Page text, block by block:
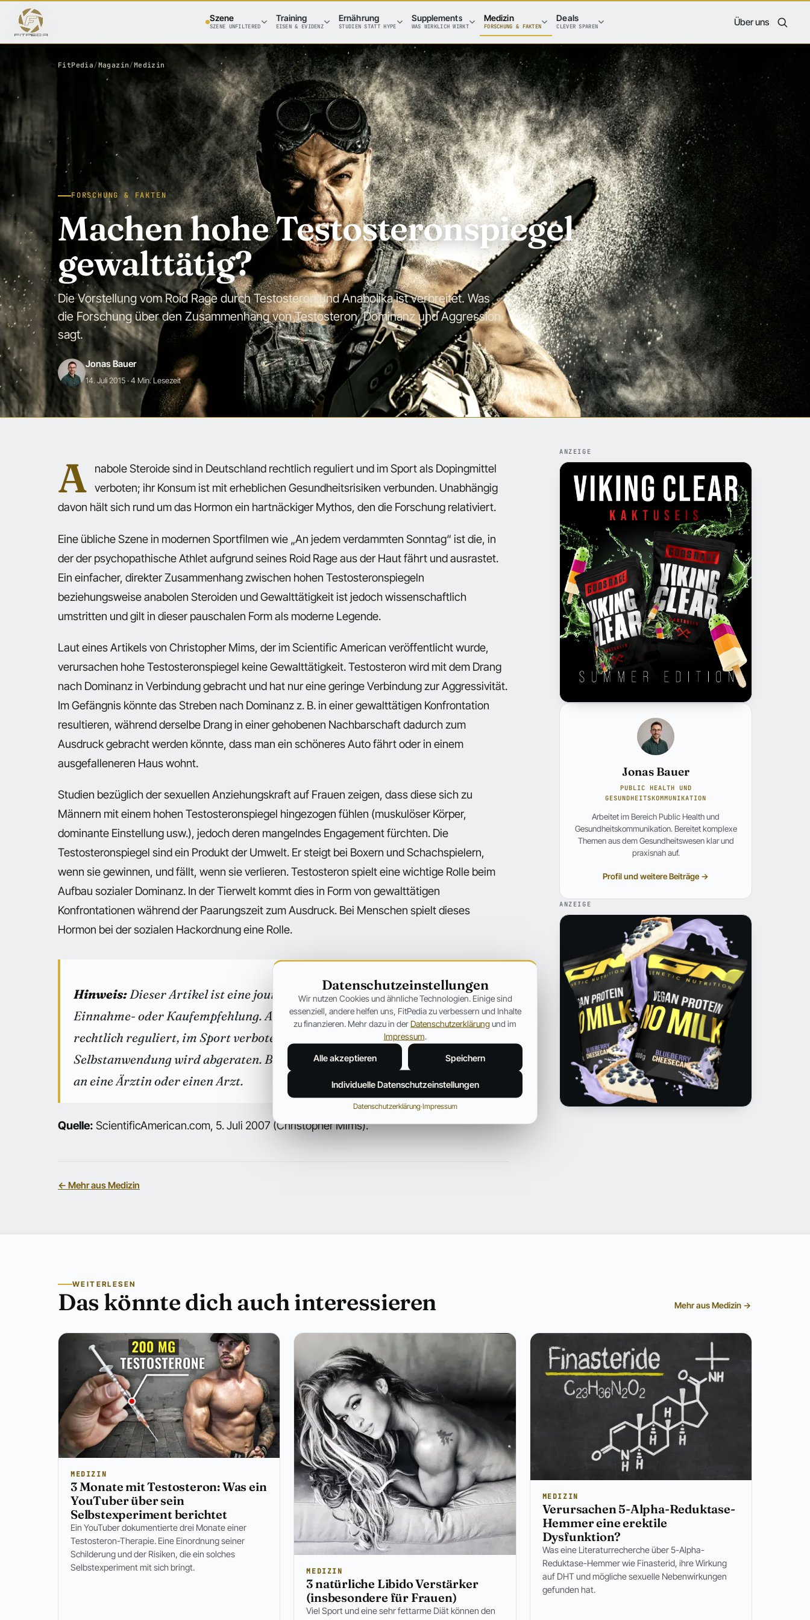
Szene
SZENE UNFILTERED
Training
EISEN & EVIDENZ
Ernährung
STUDIEN STATT HYPE
Supplements
WAS WIRKLICH WIRKT
Medizin
FORSCHUNG & FAKTEN
Deals
CLEVER SPAREN Über uns
FitPedia/Magazin/Medizin
FORSCHUNG & FAKTEN
Machen hohe Testosteronspiegel
gewalttätig?
Die Vorstellung vom Roid Rage durch Testosteron und Anabolika ist verbreitet. Was
die Forschung über den Zusammenhang von Testosteron, Dominanz und Aggression
sagt.
Jonas Bauer
14. Juli 2015· 4 Min. Lesezeit
A
nabole Steroide sind in Deutschland rechtlich reguliert und im Sport als Dopingmittel
verboten; ihr Konsum ist mit erheblichen Gesundheitsrisiken verbunden. Unabhängig
davon hält sich rund um das Hormon ein hartnäckiger Mythos, den die Forschung relativiert.
Eine übliche Szene in modernen Sportfilmen wie „An jedem verdammten Sonntag“ ist die, in
der der psychopathische Athlet aufgrund seines Roid Rage aus der Haut fährt und ausrastet.
Ein einfacher, direkter Zusammenhang zwischen hohen Testosteronspiegeln
beziehungsweise anabolen Steroiden und Gewalttätigkeit ist jedoch wissenschaftlich
umstritten und gilt in dieser pauschalen Form als moderne Legende.
Laut eines Artikels von Christopher Mims, der im Scientific American veröffentlicht wurde,
verursachen hohe Testosteronspiegel keine Gewalttätigkeit. Testosteron wird mit dem Drang
nach Dominanz in Verbindung gebracht und hat nur eine geringe Verbindung zur Aggressivität.
Im Gefängnis könnte das Streben nach Dominanz z. B. in einer gewalttätigen Konfrontation
resultieren, während derselbe Drang in einer gehobenen Nachbarschaft dadurch zum
Ausdruck gebracht werden könnte, dass man ein schöneres Auto fährt oder in einem
ausgefalleneren Haus wohnt.
Studien bezüglich der sexuellen Anziehungskraft auf Frauen zeigen, dass diese sich zu
Männern mit einem hohen Testosteronspiegel hingezogen fühlen (muskulöser Körper,
dominante Einstellung usw.), jedoch deren mangelndes Engagement fürchten. Die
Testosteronspiegel sind ein Produkt der Umwelt. Er steigt bei Boxern und Schachspielern,
wenn sie gewinnen, und fällt, wenn sie verlieren. Testosteron spielt eine wichtige Rolle beim
Aufbau sozialer Dominanz. In der Tierwelt kommt dies in Form von gewalttätigen
Konfrontationen während der Paarungszeit zum Ausdruck. Bei Menschen spielt dieses
Hormon bei der sozialen Hackordnung eine Rolle.
Hinweis:Dieser Artikel ist eine journalistische Einordnung und keine
Einnahme- oder Kaufempfehlung. Anabole Steroide sind in Deutschland
rechtlich reguliert, im Sport verboten und gesundheitlich riskant. Von einer
Selbstanwendung wird abgeraten. Bei gesundheitlichen Fragen wende dich
an eine Ärztin oder einen Arzt.
Quelle: ScientificAmerican.com, 5. Juli 2007 (Christopher Mims).
← Mehr aus Medizin
ANZEIGE
Jonas Bauer
PUBLIC HEALTH UND
GESUNDHEITSKOMMUNIKATION
Arbeitet im Bereich Public Health und
Gesundheitskommunikation. Bereitet komplexe
Themen aus dem Gesundheitswesen klar und
praxisnah auf.
Profil und weitere Beiträge →
ANZEIGE
WEITERLESEN
Das könnte dich auch interessieren Mehr aus Medizin →
MEDIZIN
3 Monate mit Testosteron: Was ein
YouTuber über sein
Selbstexperiment berichtet
Ein YouTuber dokumentierte drei Monate einer
Testosteron-Therapie. Eine Einordnung seiner
Schilderung und der Risiken, die ein solches
Selbstexperiment mit sich bringt.
MEDIZIN
3 natürliche Libido Verstärker
(insbesondere für Frauen)
Viel Sport und eine sehr fettarme Diät können den
MEDIZIN
Verursachen 5-Alpha-Reduktase-
Hemmer eine erektile
Dysfunktion?
Was eine Literaturrecherche über 5-Alpha-
Reduktase-Hemmer wie Finasterid, ihre Wirkung
auf DHT und mögliche sexuelle Nebenwirkungen
gefunden hat.
Datenschutzeinstellungen
Wir nutzen Cookies und ähnliche Technologien. Einige sind
essenziell, andere helfen uns, FitPedia zu verbessern und Inhalte
zu finanzieren. Mehr dazu in der Datenschutzerklärungund im
Impressum.
Alle akzeptieren Speichern
Individuelle Datenschutzeinstellungen
Datenschutzerklärung·Impressum